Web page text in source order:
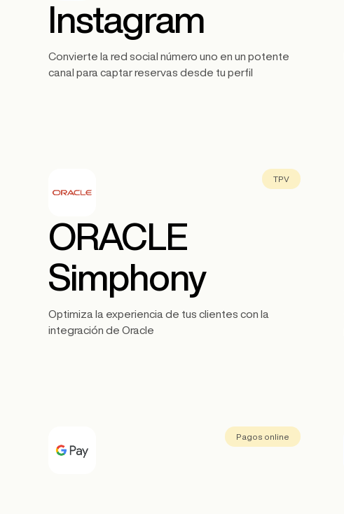
Instagram
Convierte la red social número uno en un potente
canal para captar reservas desde tu perfil
TPV
ORACLE
Simphony
Optimiza la experiencia de tus clientes con la
integración de Oracle
Pagos online